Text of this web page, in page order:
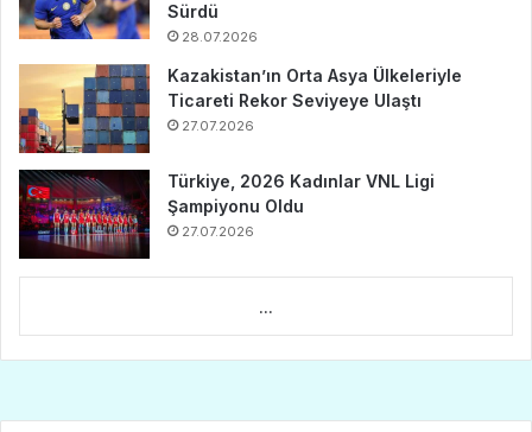
Sürdü
28.07.2026
Kazakistan’ın Orta Asya Ülkeleriyle
Ticareti Rekor Seviyeye Ulaştı
27.07.2026
Türkiye, 2026 Kadınlar VNL Ligi
Şampiyonu Oldu
27.07.2026
...